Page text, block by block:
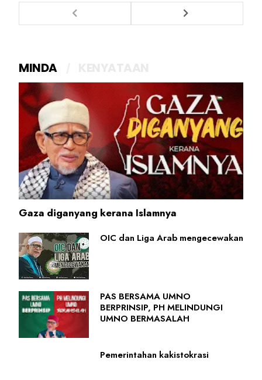
MINDA
Gaza diganyang kerana Islamnya
OIC dan Liga Arab mengecewakan
PAS BERSAMA UMNO
BERPRINSIP, PH MELINDUNGI
UMNO BERMASALAH
Pemerintahan kakistokrasi